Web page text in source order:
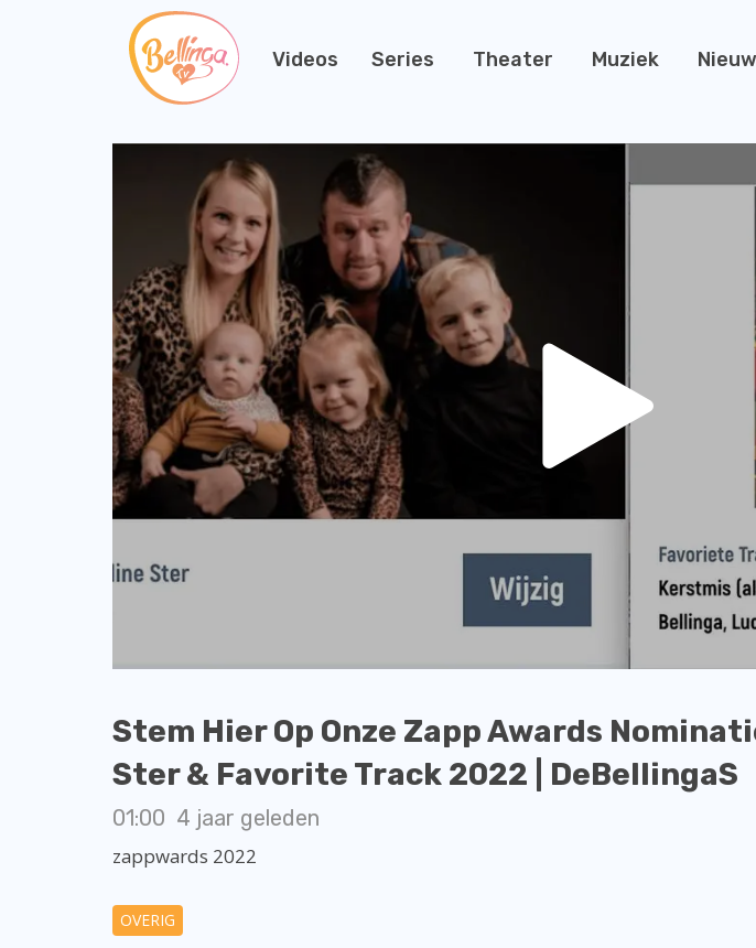
Videos Series Theater Muziek
Stem Hier Op Onze Zapp Awards
Ster & Favorite Track 2022 | DeBellingaS
01:00 4 jaar geleden
zappwards 2022
OVERIG